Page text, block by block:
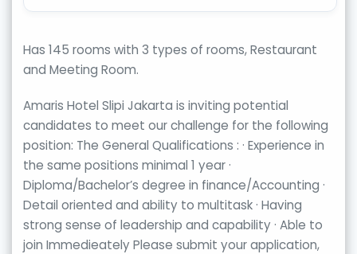
Has 145 rooms with 3 types of rooms, Restaurant
and Meeting Room.
Amaris Hotel Slipi Jakarta is inviting potential
candidates to meet our challenge for the following
position: The General Qualifications : · Experience in
the same positions minimal 1 year ·
Diploma/Bachelor’s degree in finance/Accounting ·
Detail oriented and ability to multitask · Having
strong sense of leadership and capability · Able to
join Immedieately Please submit your application,